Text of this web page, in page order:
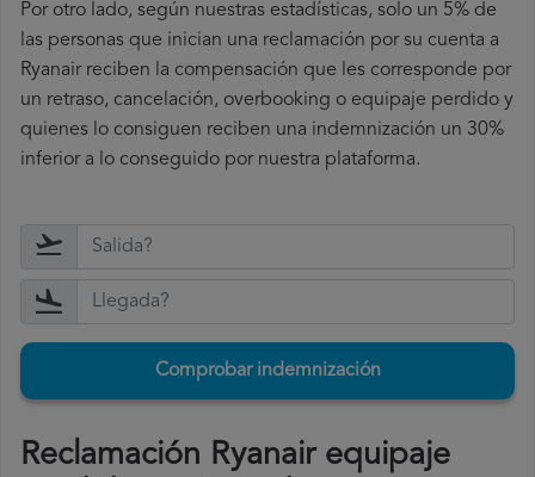
Por otro lado, según nuestras estadísticas, solo un 5% de
las personas que inician una reclamación por su cuenta a
Ryanair reciben la compensación que les corresponde por
un retraso, cancelación, overbooking o equipaje perdido y
quienes lo consiguen reciben una indemnización un 30%
inferior a lo conseguido por nuestra plataforma.
Comprobar indemnización
Reclamación Ryanair equipaje